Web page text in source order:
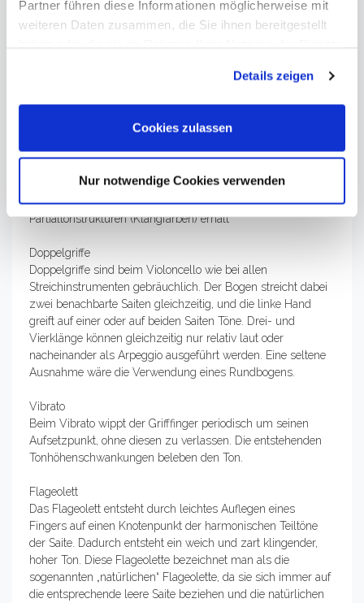
Partner führen diese Informationen möglicherweise mit
weiteren Daten zusammen, die Sie ihnen bereitgestellt
Cookies, wenn Sie unsere Webseite weiterhin nutzen.
Details zeigen
Cookies zulassen
Nur notwendige Cookies verwenden
Unterarms wird der 4. Finger hier nur selten verwendet.
Auch bedingt durch die kleiner werdenden Abstände der
Daumenpositionen: Auch der Daumen kann zum Greifen von
Sekundabstand Daumen - 1. Finger.
Lagenwechsel: Veränderungen der Position der gesamten
Klanggestaltung eines Stücks, da der gleiche Ton (auf
verschiedenen Saiten gespielt) unterschiedliche
Partialtonstrukturen (Klangfarben) erhält
Doppelgriffe
Doppelgriffe sind beim Violoncello wie bei allen
Streichinstrumenten gebräuchlich. Der Bogen streicht dabei
zwei benachbarte Saiten gleichzeitig, und die linke Hand
greift auf einer oder auf beiden Saiten Töne. Drei- und
Vierklänge können gleichzeitig nur relativ laut oder
nacheinander als Arpeggio ausgeführt werden. Eine seltene
Ausnahme wäre die Verwendung eines Rundbogens.
Vibrato
Beim Vibrato wippt der Grifffinger periodisch um seinen
Aufsetzpunkt, ohne diesen zu verlassen. Die entstehenden
Tonhöhenschwankungen beleben den Ton.
Flageolett
Das Flageolett entsteht durch leichtes Auflegen eines
Fingers auf einen Knotenpunkt der harmonischen Teiltöne
der Saite. Dadurch entsteht ein weich und zart klingender,
hoher Ton. Diese Flageolette bezeichnet man als die
sogenannten „natürlichen“ Flageolette, da sie sich immer auf
die entsprechende leere Saite beziehen und die natürlichen